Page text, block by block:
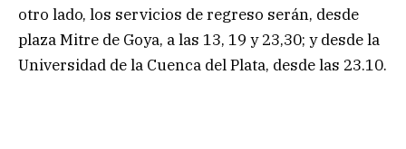
otro lado, los servicios de regreso serán, desde
plaza Mitre de Goya, a las 13, 19 y 23,30; y desde la
Universidad de la Cuenca del Plata, desde las 23.10.